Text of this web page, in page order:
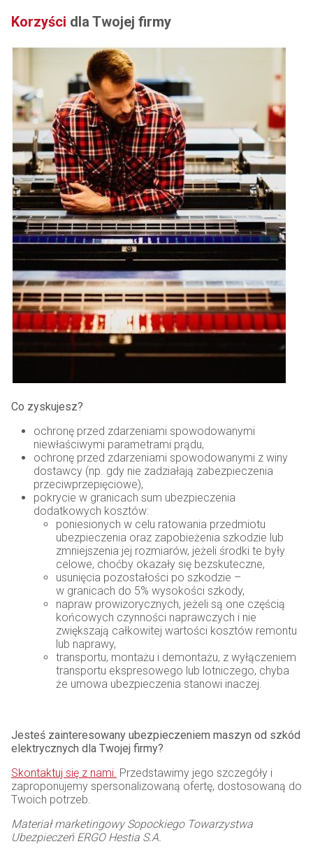
Korzyści dla Twojej firmy
Co zyskujesz?
ochronę przed zdarzeniami spowodowanymi
niewłaściwymi parametrami prądu,
ochronę przed zdarzeniami spowodowanymi z winy
dostawcy (np. gdy nie zadziałają zabezpieczenia
przeciwprzepięciowe),
pokrycie w granicach sum ubezpieczenia
dodatkowych kosztów:
poniesionych w celu ratowania przedmiotu
ubezpieczenia oraz zapobieżenia szkodzie lub
zmniejszenia jej rozmiarów, jeżeli środki te były
celowe, choćby okazały się bezskuteczne,
usunięcia pozostałości po szkodzie –
w granicach do 5% wysokości szkody,
napraw prowizorycznych, jeżeli są one częścią
końcowych czynności naprawczych i nie
zwiększają całkowitej wartości kosztów remontu
lub naprawy,
transportu, montażu i demontażu, z wyłączeniem
transportu ekspresowego lub lotniczego, chyba
że umowa ubezpieczenia stanowi inaczej.
Jesteś zainteresowany ubezpieczeniem maszyn od szkód
elektrycznych dla Twojej firmy?
Skontaktuj się z nami. Przedstawimy jego szczegóły i
zaproponujemy spersonalizowaną ofertę, dostosowaną do
Twoich potrzeb.
Materiał marketingowy Sopockiego Towarzystwa
Ubezpieczeń ERGO Hestia S.A.